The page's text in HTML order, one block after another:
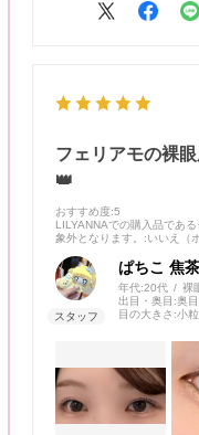
ちょっとスモーキーな
フェリアモの裸
👑
おすすめ度:5
LILYANNAでの購入品であ
象外となります。
:いいえ（
ぱちこ 焦
年代:20代 裸
出目・奥目:奥目
目の大きさ:小粒